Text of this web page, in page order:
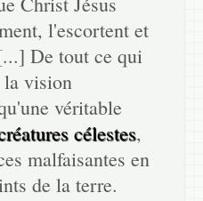
l'escortent et
De tout ce qui
la vision
véritable
célestes,
malfaisantes en
de la terre.